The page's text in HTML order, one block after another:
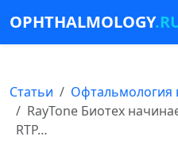
OPHTHALMOLOGY
Статьи
Офтальмология
RayTone Биотех
RTP…